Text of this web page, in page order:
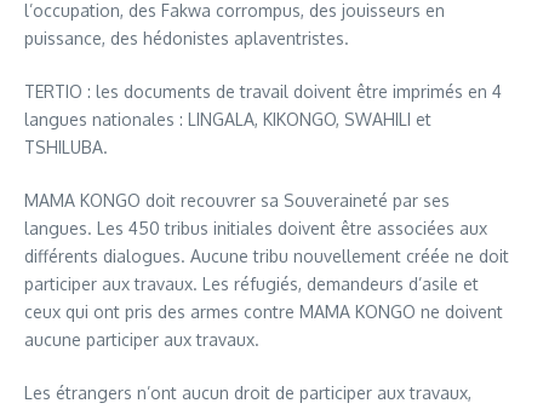
l’occupation, des Fakwa corrompus, des jouisseurs en
puissance, des hédonistes aplaventristes.
TERTIO : les documents de travail doivent être imprimés en 4
langues nationales : LINGALA, KIKONGO, SWAHILI et
TSHILUBA.
MAMA KONGO doit recouvrer sa Souveraineté par ses
langues. Les 450 tribus initiales doivent être associées aux
différents dialogues. Aucune tribu nouvellement créée ne doit
participer aux travaux. Les réfugiés, demandeurs d’asile et
ceux qui ont pris des armes contre MAMA KONGO ne doivent
aucune participer aux travaux.
Les étrangers n’ont aucun droit de participer aux travaux,